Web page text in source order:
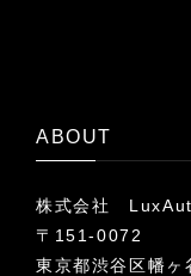
ABOUT
株式会社
〒151-0072
東京都渋谷区幡